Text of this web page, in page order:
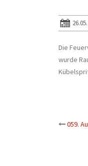
Die
wurde
059.